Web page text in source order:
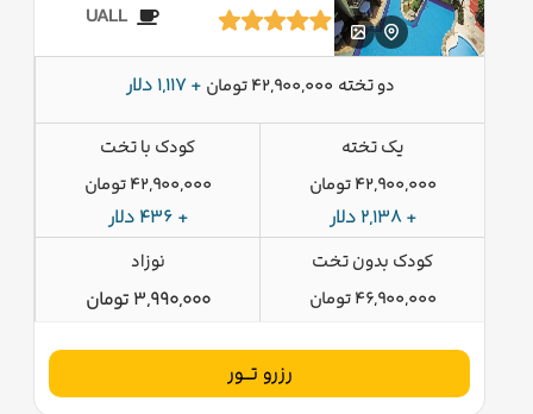
UALL
دو تخته 42,900,000 تومان + 1,117 دلار
یک تخته
42,900,000 تومان
+ 2,138 دلار
کودک با تخت
42,900,000 تومان
+ 436 دلار
کودک بدون تخت
46,900,000 تومان
نوزاد
3,990,000 تومان
رزرو تــور